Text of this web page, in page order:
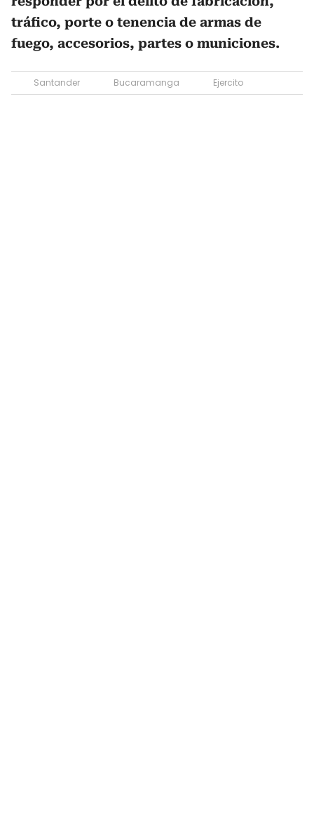
tráfico, porte o tenencia de armas de
fuego, accesorios, partes o municiones.
Santander Bucaramanga Ejercito